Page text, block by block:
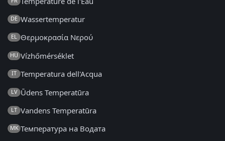
DE Wassertemperatur
EL Θερμοκρασία Νερού
HU Vízhőmérséklet
IT Temperatura dell'Acqua
LV Ūdens Temperatūra
LT Vandens Temperatūra
MK Температура на Водата